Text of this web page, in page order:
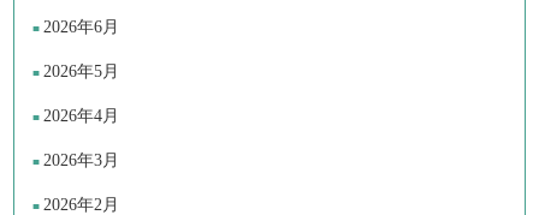
2026年6月
2026年5月
2026年4月
2026年3月
2026年2月